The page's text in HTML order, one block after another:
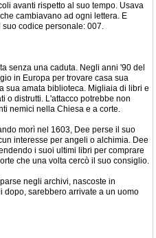
avanti rispetto al suo tempo. Usava
cambiavano ad ogni lettera. E
codice personale: 007.
senza una caduta. Negli anni '90 del
in Europa per trovare casa sua
sua amata biblioteca. Migliaia di libri e
o distrutti. L'attacco potrebbe non
nemici nella Chiesa e a corte.
morì nel 1603, Dee perse il suo
interesse per angeli o alchimia. Dee
i suoi ultimi libri per comprare
che una volta cercò il suo consiglio.
negli archivi, nascoste in
dopo, sarebbero arrivate a un uomo